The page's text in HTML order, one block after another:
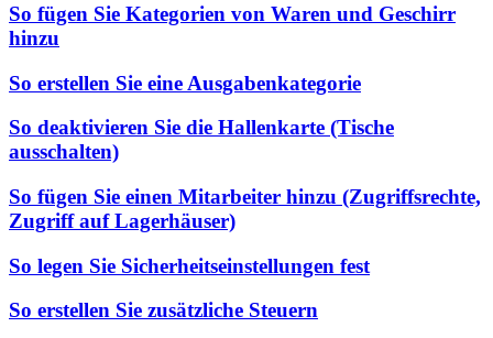
So fügen Sie Kategorien von Waren und Geschirr
hinzu
So erstellen Sie eine Ausgabenkategorie
So deaktivieren Sie die Hallenkarte (Tische
ausschalten)
So fügen Sie einen Mitarbeiter hinzu (Zugriffsrechte,
Zugriff auf Lagerhäuser)
So legen Sie Sicherheitseinstellungen fest
So erstellen Sie zusätzliche Steuern